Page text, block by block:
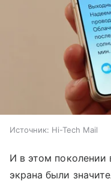
Источник: Hi-Tech Mail
И в этом поколении
экрана были